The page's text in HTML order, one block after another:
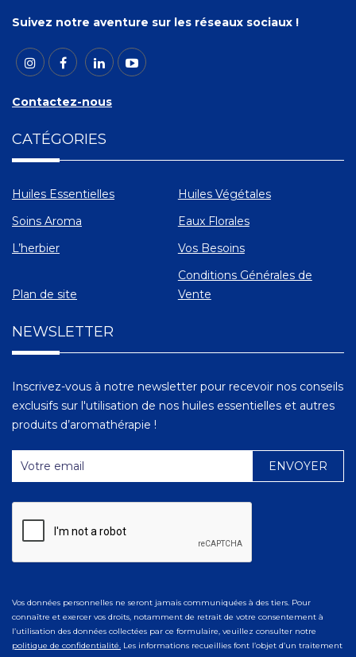
Suivez notre aventure sur les réseaux sociaux !
Contactez-nous
CATÉGORIES
Huiles Essentielles
Huiles Végétales
Soins Aroma
Eaux Florales
L’herbier
Vos Besoins
Plan de site
Conditions Générales de
Vente
NEWSLETTER
Inscrivez-vous à notre newsletter pour recevoir nos conseils
exclusifs sur l'utilisation de nos huiles essentielles et autres
produits d’aromathérapie !
Vos données personnelles ne seront jamais communiquées à des tiers. Pour
connaître et exercer vos droits, notamment de retrait de votre consentement à
l’utilisation des données collectées par ce formulaire, veuillez consulter notre
politique de confidentialité. Les informations recueillies font l’objet d’un traitement